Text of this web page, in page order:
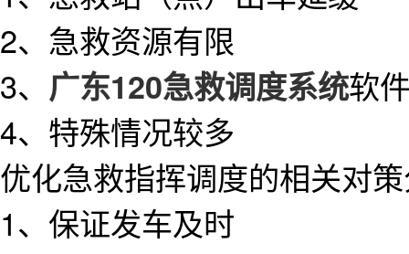
2、急救资源有限
3、 广东120急救调度系统软
4、特殊情况较多
优化急救指挥调度的相关对
1、保证发车及时